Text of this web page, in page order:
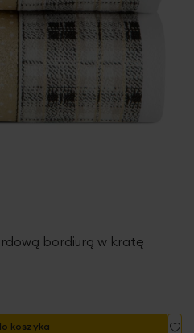
bordiurą w kratę
koszyka